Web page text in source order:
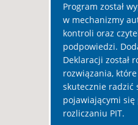
Program został
w mechanizmy
kontroli oraz
podpowiedzi.
Deklaracji został
rozwiązania,
skutecznie radzić
pojawiającymi
rozliczaniu PIT.